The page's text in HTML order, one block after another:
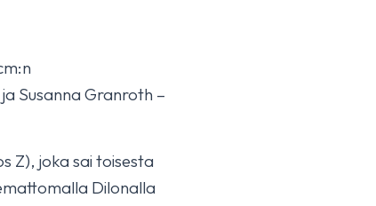
Susanna Granroth –
Z), joka sai toisesta
Dilonalla